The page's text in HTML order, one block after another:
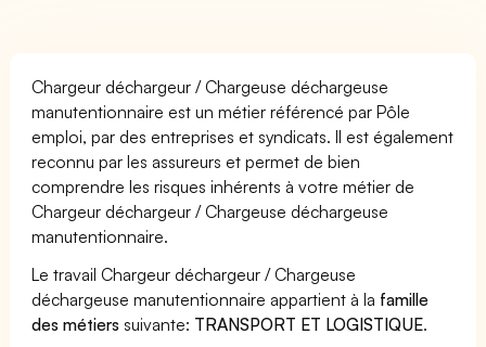
Chargeur déchargeur / Chargeuse déchargeuse
manutentionnaire est un métier référencé par Pôle
emploi, par des entreprises et syndicats. Il est également
reconnu par les assureurs et permet de bien
comprendre les risques inhérents à votre métier de
Chargeur déchargeur / Chargeuse déchargeuse
manutentionnaire.
Le travail Chargeur déchargeur / Chargeuse
déchargeuse manutentionnaire appartient à la famille
des métiers suivante: TRANSPORT ET LOGISTIQUE.